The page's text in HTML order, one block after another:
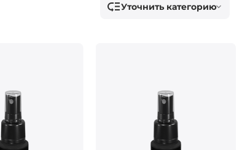
Уточнить категорию